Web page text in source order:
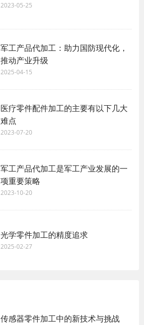
2023-05-25
军工产品代加工：助力国防现代化，
推动产业升级
2025-04-15
医疗零件配件加工的主要有以下几大
难点
2023-07-20
军工产品代加工是军工产业发展的一
项重要策略
2023-10-20
光学零件加工的精度追求
2025-02-27
传感器零件加工中的新技术与挑战